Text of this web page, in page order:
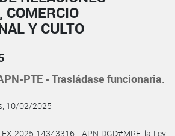
COMERCIO
Y CULTO
PTE - Trasládase funcionaria.
10/02/2025
EX-2025-14343316- -APN-DGD#MRE, la Ley